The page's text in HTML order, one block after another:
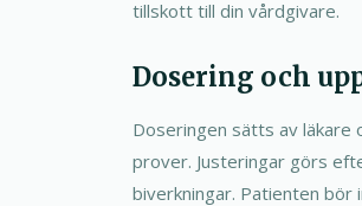
tillskott till din vårdgivare.
Dosering och
Doseringen sätts av läkare
prover. Justeringar görs
biverkningar. Patienten bör